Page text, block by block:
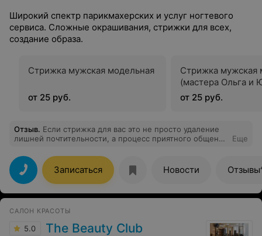
Широкий спектр парикмахерских и услуг ногтевого
сервиса. Сложные окрашивания, стрижки для всех,
создание образа.
Стрижка мужская модельная
от 25 руб.
Стрижка мужская
(мастера Ольга и
от 25 руб.
Отзыв. Если стрижка для вас это не просто удаление
лишней почтительности, а процесс приятного общения
уникальность и создать наиболее презентабельный
образ, тогда вам к Виктории!
Еще
Записаться Новости Отзывы
САЛОН КРАСОТЫ
5.0 The Beauty Club